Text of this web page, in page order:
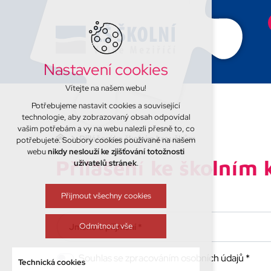
Přilášení ke školním kroužkům
Přilášení ke školním
Jméno a příjmení *
Souhlas se zpracováním osobních údajů *
Nastavení cookies
Vítejte na našem webu!
Potřebujeme nastavit cookies a související
technologie, aby zobrazovaný obsah odpovídal
vašim potřebám a vy na webu nalezli přesně to, co
potřebujete. Soubory cookies používané na našem
webunikdy neslouží ke zjišťování totožnosti
uživatelů stránek.
Přijmout všechny cookies
Odmítnout vše
Technická cookies